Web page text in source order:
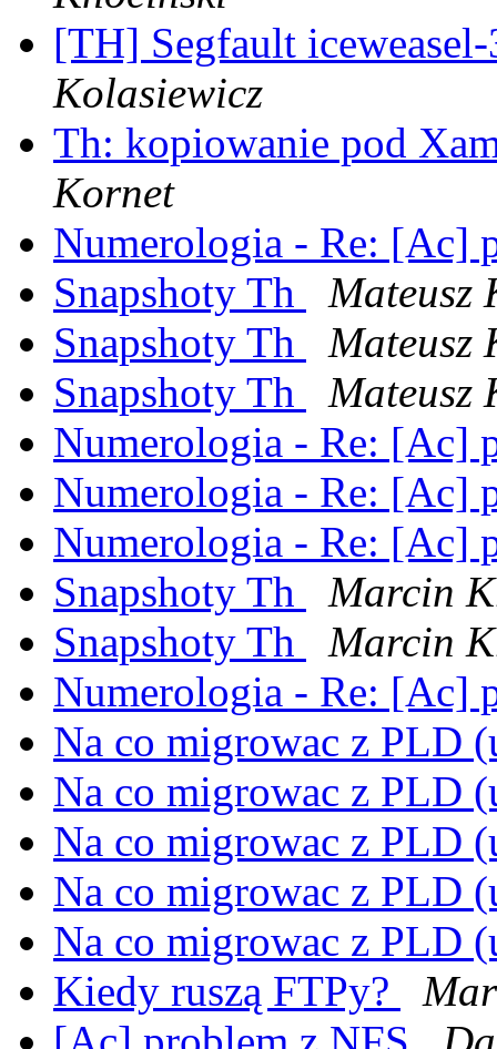
[TH] Segfault
Kolasiewicz
Th: kopiowanie pod
Kornet
Numerologia - Re: [Ac]
Snapshoty Th
Mateusz
Snapshoty Th
Mateusz
Snapshoty Th
Mateusz
Numerologia - Re: [Ac]
Numerologia - Re: [Ac]
Numerologia - Re: [Ac]
Snapshoty Th
Marcin
Snapshoty Th
Marcin
Numerologia - Re: [Ac]
Na co migrowac z PLD
Na co migrowac z PLD
Na co migrowac z PLD
Na co migrowac z PLD
Na co migrowac z PLD
Kiedy ruszą FTPy?